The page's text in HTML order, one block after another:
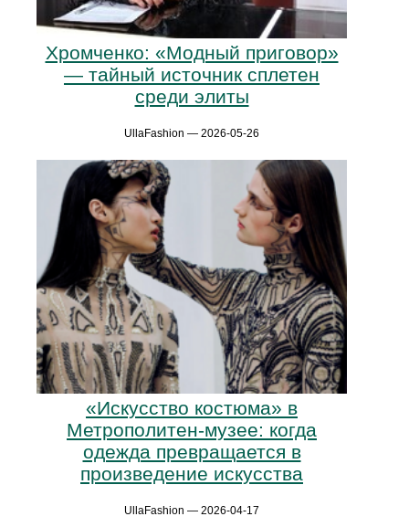
Хромченко: «Модный приговор»
— тайный источник сплетен
среди элиты
UllaFashion — 2026-05-26
«Искусство костюма» в
Метрополитен-музее: когда
одежда превращается в
произведение искусства
UllaFashion — 2026-04-17